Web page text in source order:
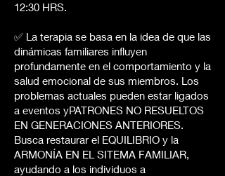
12:30 HRS.
✅ La terapia se basa en la idea de que las
dinámicas familiares influyen
profundamente en el comportamiento y la
salud emocional de sus miembros. Los
problemas actuales pueden estar ligados
a eventos yPATRONES NO RESUELTOS
EN GENERACIONES ANTERIORES.
Busca restaurar el EQUILIBRIO y la
ARMONÍA EN EL SITEMA FAMILIAR,
ayudando a los individuos a